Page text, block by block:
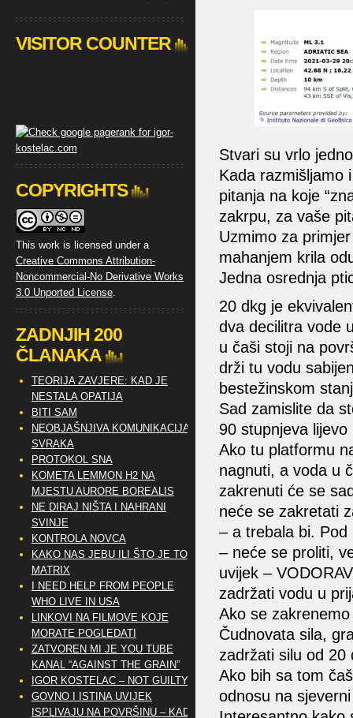
Stvari su vrlo
Kada razmišljamo
pitanja na koje
zakrpu, za vaše
Uzmimo za
mahanjem krila
Jedna osrednja
20 dkg je
dva decilitra vode
u čaši stoji na
drži tu vodu
bestežinskom
Sad zamislite da
90 stupnjeva lijevo
Ako tu platformu
nagnuti, a voda u
zakrenuti će se
neće se zakretati
– a trebala bi.
– neće se proliti,
uvijek –
zadržati vodu u
Ako se
Čudnovata sila,
zadržati silu od 20
Ako bih sa tom
odnosu na
VISITOR COUNTER
COPYRIGHTS
This work is licensed under a
Creative Commons Attribution-
Noncommercial-No Derivative Works
3.0 Unported License.
ZADNJIH 200
ČLANAKA
TEORIJA ZAVJERE: KAD JE
NESTALA OPATIJA
BITI SAM
NEOBJAŠNJIVA KOMUNIKACIJA
SVRAKA
PROTOKOL SNA
KOMETA LEMMON H2 NA
MJESTU AURORE BOREALIS
NE DIRAJ NIŠTA I NAHRANI
SVINJE
KONTROLA NOVCA
KAKO NAS JEBU ILI ŠTO JE TO
MATRIX
I NEED HELP FROM PEOPLE
WHO LIVE IN USA
LINKOVI NA FILMOVE KOJE
MORATE POGLEDATI
ZATVOREN MI JE YOU TUBE
KANAL “AGAINST THE GRAIN”
IGOR KOSTELAC – NOT GUILTY
GOVNO I ISTINA UVIJEK
ISPLIVAJU NA POVRŠINU – KAD